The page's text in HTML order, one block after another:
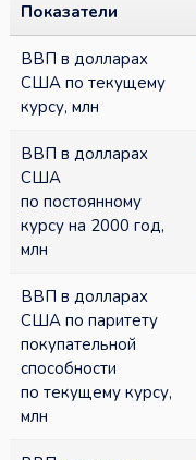
Показатели
ВВП в долларах
США по текущему
курсу, млн
ВВП в долларах
США
по постоянному
курсу на 2000 год,
млн
ВВП в долларах
США по паритету
покупательной
способности
по текущему курсу,
млн